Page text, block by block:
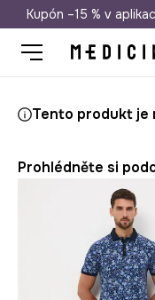
Doprava
Kupón –15 % v
Tento produkt je
Prohlédněte si